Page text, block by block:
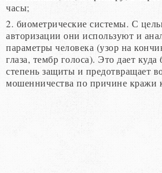
часы;
2. биометрические системы. С
авторизации они используют и
параметры человека (узор на
глаза, тембр голоса). Это дает
степень защиты и предотвращает
мошенничества по причине кражи